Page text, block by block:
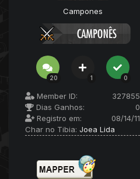
Campones
20 1 0
Member ID:
327855
Dias Ganhos:
0
Registro em:
08/14/11
Char no Tibia: Joea Lida